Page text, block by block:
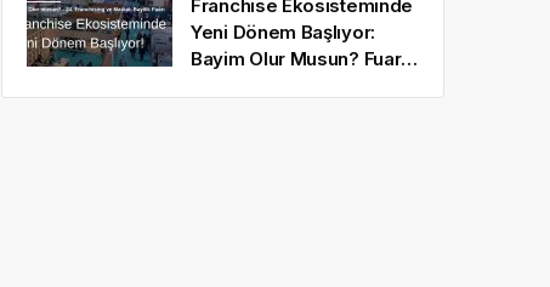
Franchise Ekosisteminde
Yeni Dönem Başlıyor:
Bayim Olur Musun? Fuarı